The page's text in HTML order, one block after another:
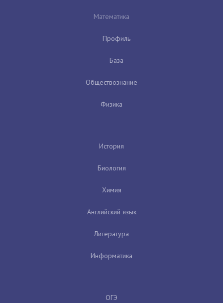
Математика
Профиль
База
Обществознание
Физика
История
Биология
Химия
Английский язык
Литература
Информатика
ОГЭ